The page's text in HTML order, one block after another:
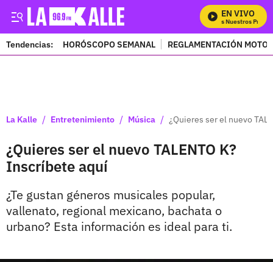
EN VIVO
Mira Todos Nuestros
Tendencias: HORÓSCOPO SEMANAL REGLAMENTACIÓN
La Kalle / Entretenimiento / Música / ¿Quieres ser el nuevo
¿Quieres ser el nuevo TALENTO K?
Inscríbete aquí
¿Te gustan géneros musicales popular,
vallenato, regional mexicano, bachata o
urbano? Esta información es ideal para ti.